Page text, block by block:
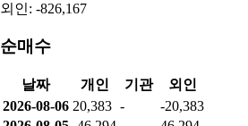
외인: -826,167
순매수
날짜 개인 기관
외인
2026-08-06 20,383 -
-20,383